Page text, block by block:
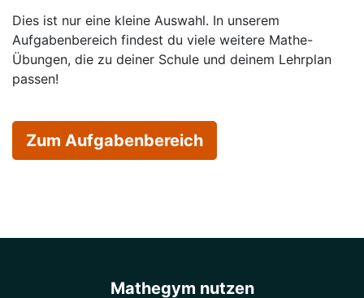
Dies ist nur eine kleine Auswahl. In unserem
Aufgabenbereich findest du viele weitere Mathe-
Übungen, die zu deiner Schule und deinem Lehrplan
passen!
Zum Aufgabenbereich
Mathegym nutzen